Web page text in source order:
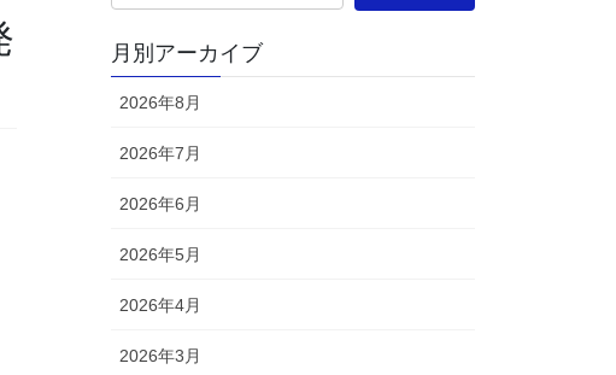
月別アーカイブ
2026年8月
2026年7月
2026年6月
2026年5月
2026年4月
2026年3月